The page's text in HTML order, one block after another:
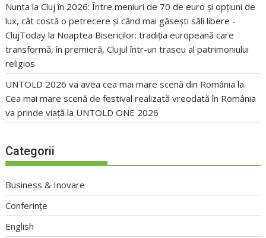
Nunta la Cluj în 2026: Între meniuri de 70 de euro și opțiuni de
lux, cât costă o petrecere și când mai găsești săli libere -
ClujToday la Noaptea Bisericilor: tradiția europeană care
transformă, în premieră, Clujul într-un traseu al patrimoniului
religios
UNTOLD 2026 va avea cea mai mare scenă din România la
Cea mai mare scenă de festival realizată vreodată în România
va prinde viață la UNTOLD ONE 2026
Categorii
Business & Inovare
Conferințe
English